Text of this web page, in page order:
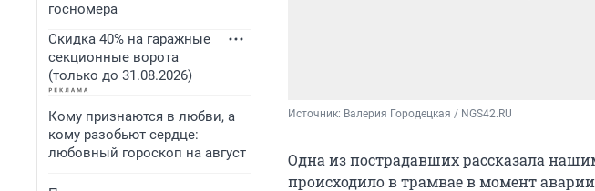
госномера
Скидка 40% на гаражные
секционные ворота
(только до 31.08.2026)
Кому признаются в любви, а
кому разобьют сердце:
любовный гороскоп на август
Источник: Валерия Городецкая / NGS42.RU
Одна из пострадавших рассказала
происходило в трамвае в момент